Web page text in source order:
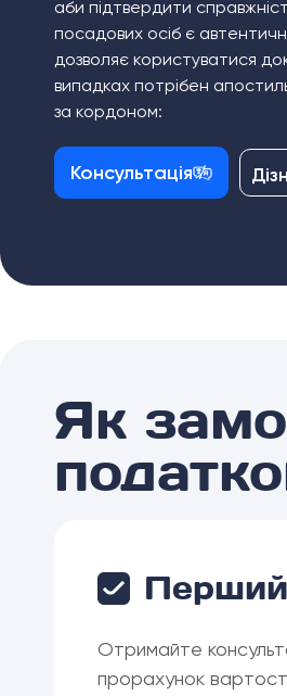
аби підтвердити
посадових осіб є
дозволяє користуватися
випадках потрібен
за кордоном:
Консультація
Як
Перший
Отримайте
прорахунок